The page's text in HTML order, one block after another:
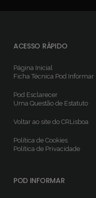
ACESSO RÁPIDO
Página Inicial
Ficha TécnicaPod Informar
Pod Esclarecer
Uma Questão de Estatuto
Voltar ao site do CRLisboa
Política de Cookies
Política de Privacidade
POD INFORMAR